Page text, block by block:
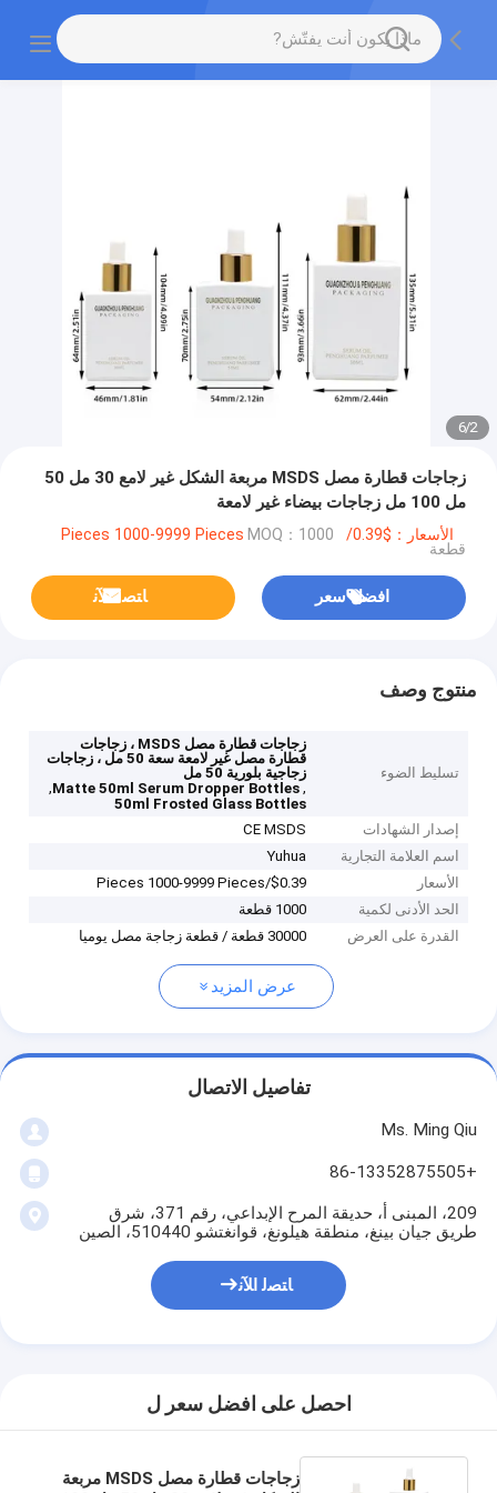
2
/
6
زجاجات قطارة مصل MSDS مربعة الشكل غير لامع 30 مل 50
مل 100 مل زجاجات بيضاء غير لامعة
الأسعار：$0.39/Pieces 1000-9999 Pieces MOQ：1000
قطعة
افضل سعر ﺎﺘﺼﻟ ﺍﻶﻧ
منتوج وصف
تسليط الضوء
زجاجات قطارة مصل MSDS ، زجاجات
قطارة مصل غير لامعة سعة 50 مل ، زجاجات
زجاجية بلورية 50 مل
,
Matte 50ml Serum Dropper Bottles
,
50ml Frosted Glass Bottles
إصدار الشهادات
CE MSDS
اسم العلامة التجارية
Yuhua
الأسعار
$0.39/Pieces 1000-9999 Pieces
الحد الأدنى لكمية
1000 قطعة
القدرة على العرض
30000 قطعة / قطعة زجاجة مصل يوميا
عرض المزيد
تفاصيل الاتصال
Ms. Ming Qiu
+86-13352875505
209، المبنى أ، حديقة المرح الإبداعي، رقم 371، شرق
طريق جيان بينغ، منطقة هيلونغ، قوانغتشو 510440، الصين
ﺎﺘﺼﻟ ﺍﻶﻧ
احصل على افضل سعر ل
زجاجات قطارة مصل MSDS مربعة